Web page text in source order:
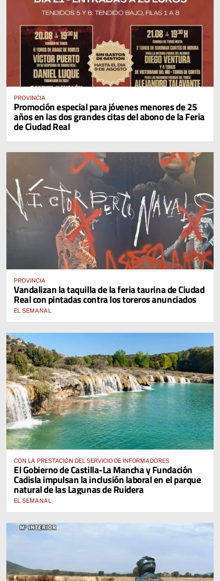
PROVINCIA
Promoción especial para jóvenes menores de 25
años en las dos grandes citas del abono de la Feria
de Ciudad Real
PROVINCIA
Vandalizan la taquilla de la feria taurina de Ciudad
Real con pintadas contra los toreros anunciados
EL SEMANAL
CON LA PRESTACIÓN DEL SERVICIO DE INFORMADORES
El Gobierno de Castilla-La Mancha y Fundación
Cadisla impulsan la inclusión laboral en el parque
natural de las Lagunas de Ruidera
EL SEMANAL